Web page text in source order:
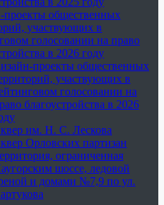
проекты общественных
участвующих в
голосовании на право
в 2026 году
проекты общественных
участвующих в
голосовании на
благоустройства в 2026
им. Н. С. Лескова
Орловских партизан
ограниченная
шоссе, ледовой
и домами №7,9 по ул.